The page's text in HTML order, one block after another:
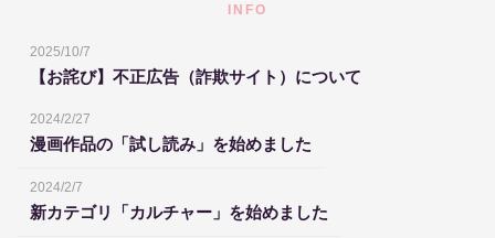
INFO
2025/10/7
【お詫び】不正広告（詐欺サイト）について
2024/2/27
漫画作品の「試し読み」を始めました
2024/2/7
新カテゴリ「カルチャー」を始めました